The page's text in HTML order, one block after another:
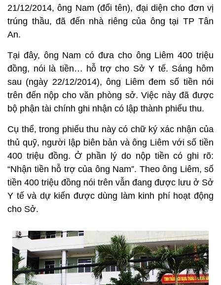
21/12/2014, ông Nam (đổi tên), đại diện cho đơn vị
trúng thầu, đã đến nhà riêng của ông tại TP Tân
An.
Tại đây, ông Nam có đưa cho ông Liêm 400 triệu
đồng, nói là tiền… hỗ trợ cho Sở Y tế. Sáng hôm
sau (ngày 22/12/2014), ông Liêm đem số tiền nói
trên đến nộp cho văn phòng sở. Việc này đã được
bộ phận tài chính ghi nhận có lập thành phiếu thu.
Cụ thể, trong phiếu thu này có chữ ký xác nhận của
thủ quỹ, người lập biên bản và ông Liêm với số tiền
400 triệu đồng. Ở phần lý do nộp tiền có ghi rõ:
“Nhận tiền hỗ trợ của ông Nam”. Theo ông Liêm, số
tiền 400 triệu đồng nói trên vẫn đang được lưu ở Sở
Y tế và dự kiến được dùng làm kinh phí hoạt động
cho Sở.